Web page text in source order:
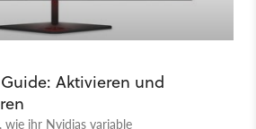
Aktivieren und
wie ihr Nvidias variable